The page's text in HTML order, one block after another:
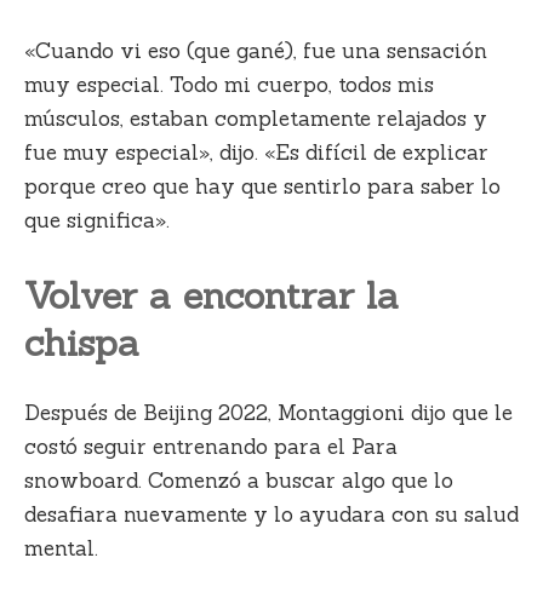
«Cuando vi eso (que gané), fue una sensación
muy especial. Todo mi cuerpo, todos mis
músculos, estaban completamente relajados y
fue muy especial», dijo. «Es difícil de explicar
porque creo que hay que sentirlo para saber lo
que significa».
Volver a encontrar la
chispa
Después de Beijing 2022, Montaggioni dijo que le
costó seguir entrenando para el Para
snowboard. Comenzó a buscar algo que lo
desafiara nuevamente y lo ayudara con su salud
mental.